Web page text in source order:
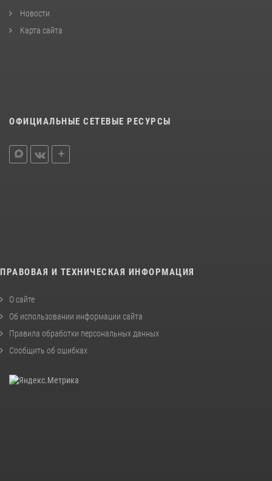
Новости
Карта сайта
ОФИЦИАЛЬНЫЕ СЕТЕВЫЕ РЕСУРСЫ
ПРАВОВАЯ И ТЕХНИЧЕСКАЯ ИНФОРМАЦИЯ
О сайте
Об использовании информации сайта
Правила обработки персональных данных
Сообщить об ошибках